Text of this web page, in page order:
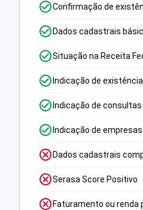
Confirmação de
Dados cadastrais
Situação na Receita
Indicação de
Indicação de
Indicação de
Dados cadastrais
Serasa Score Positivo
Faturamento ou renda